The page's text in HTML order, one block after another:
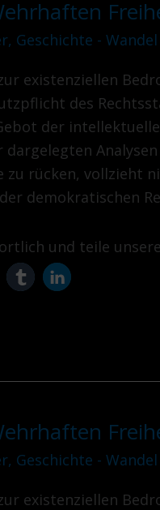
, Geschichte -
existenziellen
des
der
zu rücken, vollzieht
demokratischen
und teile
, Geschichte -
existenziellen